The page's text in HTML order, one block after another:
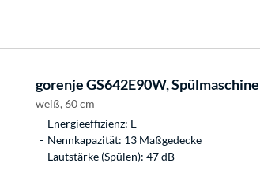
gorenjeGS642E90W, Spülmaschine
weiß, 60 cm
Energieeffizienz: E
Nennkapazität: 13 Maßgedecke
Lautstärke (Spülen): 47 dB